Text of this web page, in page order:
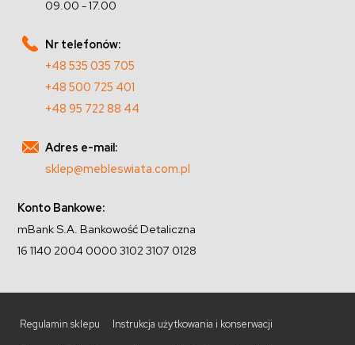
09.00 - 17.00
Nr telefonów:
+48 535 035 705
+48 500 725 401
+48 95 722 88 44
Adres e-mail:
sklep@mebleswiata.com.pl
Konto Bankowe:
mBank S.A. Bankowość Detaliczna
16 1140 2004 0000 3102 3107 0128
Regulamin sklepu Instrukcja użytkowania i konserwacji